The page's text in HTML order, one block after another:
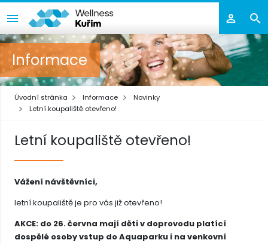
Informace
Úvodní stránka Informace
Novinky
Letní koupaliště otevřeno!
Letní koupaliště otevřeno!
Vážení návštěvníci,
letní koupaliště je pro vás již otevřeno!
AKCE: do 26. června mají děti v doprovodu platící
dospělé osoby vstup do Aquaparku i na venkovní